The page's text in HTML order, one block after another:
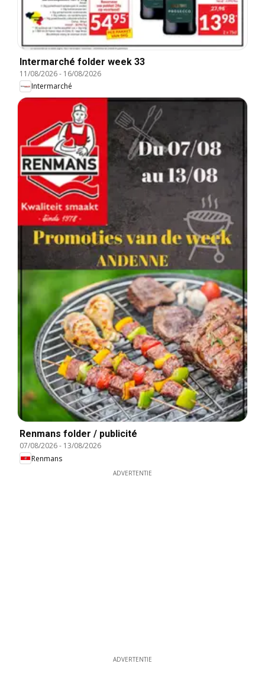
Intermarché folder week 33
11/08/2026- 16/08/2026
Intermarché
Renmans folder / publicité
07/08/2026- 13/08/2026
Renmans
ADVERTENTIE
ADVERTENTIE